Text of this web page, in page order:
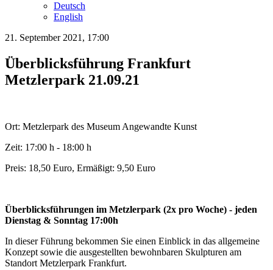
Deutsch
English
21. September 2021, 17:00
Überblicksführung Frankfurt
Metzlerpark 21.09.21
Ort: Metzlerpark des Museum Angewandte Kunst
Zeit: 17:00 h - 18:00 h
Preis: 18,50 Euro, Ermäßigt: 9,50 Euro
Überblicksführungen im Metzlerpark (2x pro Woche) - jeden
Dienstag & Sonntag 17:00h
In dieser Führung bekommen Sie einen Einblick in das allgemeine
Konzept sowie die ausgestellten bewohnbaren Skulpturen am
Standort Metzlerpark Frankfurt.